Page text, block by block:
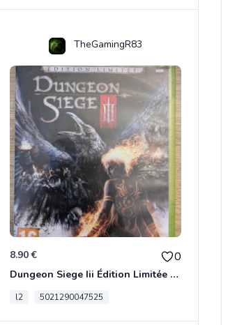
TheGamingR83
8.90 € 0
Dungeon Siege Iii Édition Limitée - Vf Intégrale Xbox 360
l2 5021290047525